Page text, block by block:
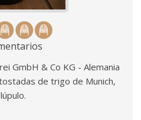
GmbH & Co KG - Alemania
de trigo de Munich,